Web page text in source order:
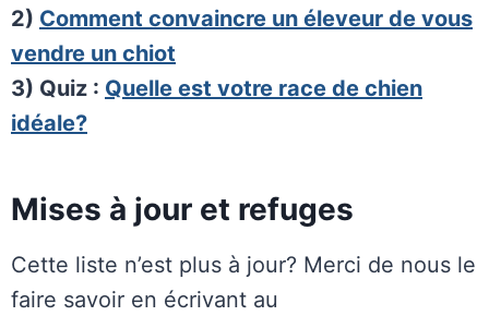
2) Comment convaincre un éleveur de vous
vendre un chiot
3) Quiz : Quelle est votre race de chien
idéale?
Mises à jour et refuges
Cette liste n’est plus à jour? Merci de nous le
faire savoir en écrivant au